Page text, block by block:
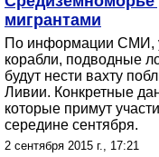
мигрантами
По информации СМИ,
корабли, подводные
будут нести вахту
Ливии. Конкретные
которые примут
середине сентября.
2 сентября 2015 г., 17:21